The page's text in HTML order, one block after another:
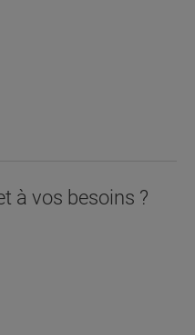
à vos besoins ?